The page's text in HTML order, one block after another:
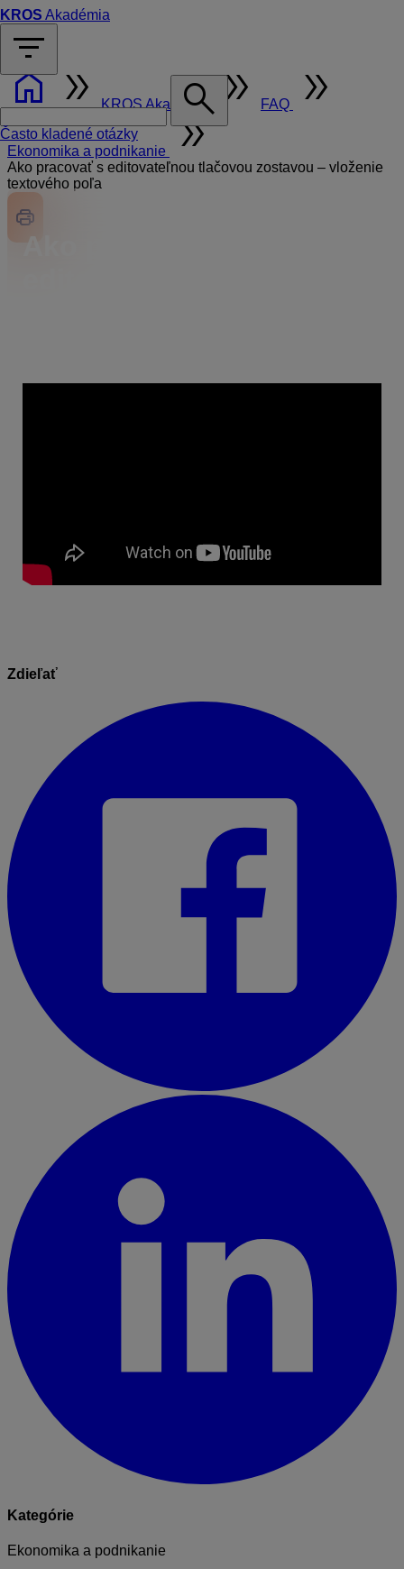
KROS Akadémia
filter_list
search
Často kladené otázky
homedouble_arrow KROS Akadémia double_arrow FAQ double_arrow
Ekonomika a podnikanie double_arrow
Ako pracovať s editovateľnou tlačovou zostavou – vloženie
textového poľa
Ako pracovať s
Zdieľať
Kategórie
Ekonomika a podnikanie